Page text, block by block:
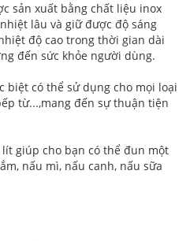
sản xuất bằng chất liệu inox
lâu và giữ được độ sáng
độ cao trong thời gian dài
đến sức khỏe người dùng.
biệt có thể sử dụng cho mọi loại
từ...,mang đến sự thuận tiện
giúp cho bạn có thể đun một
nấu mì, nấu canh, nấu sữa